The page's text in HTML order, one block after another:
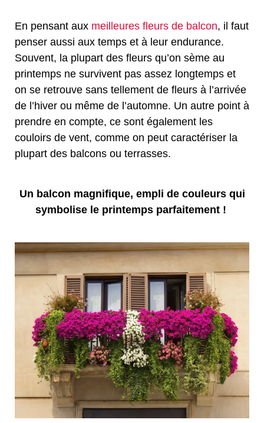
En pensant aux meilleures fleurs de balcon, il faut
penser aussi aux temps et à leur endurance.
Souvent, la plupart des fleurs qu’on sème au
printemps ne survivent pas assez longtemps et
on se retrouve sans tellement de fleurs à l’arrivée
de l’hiver ou même de l’automne. Un autre point à
prendre en compte, ce sont également les
couloirs de vent, comme on peut caractériser la
plupart des balcons ou terrasses.
Un balcon magnifique, empli de couleurs qui
symbolise le printemps parfaitement !